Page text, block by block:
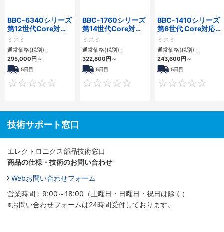
BBC-6340シリーズ
第12世代Core対応
小型フロアマウント
PC2PCI/2PCIe
ミスミ
通常価格(税別)：
295,000円～
5日目
0
BBC-1760シリーズ
第14世代Core対応
小型フロアマウント
3PCIe
ミスミ
通常価格(税別)：
322,800円～
5日目
0
BBC-1410シリーズ
第6世代 Core対応フ
ロアマウントFAPC
3PCI・3PCIe
ミスミ
通常価格(税別)：
243,600円～
5日目
技術サポート窓口
エレクトロニクス部品技術窓口
商品の仕様・技術のお問い合わせ
Webお問い合わせフォーム
営業時間：9:00～18:00（土曜日・日曜日・祝日は除く）
※お問い合わせフォームは24時間受付しております。